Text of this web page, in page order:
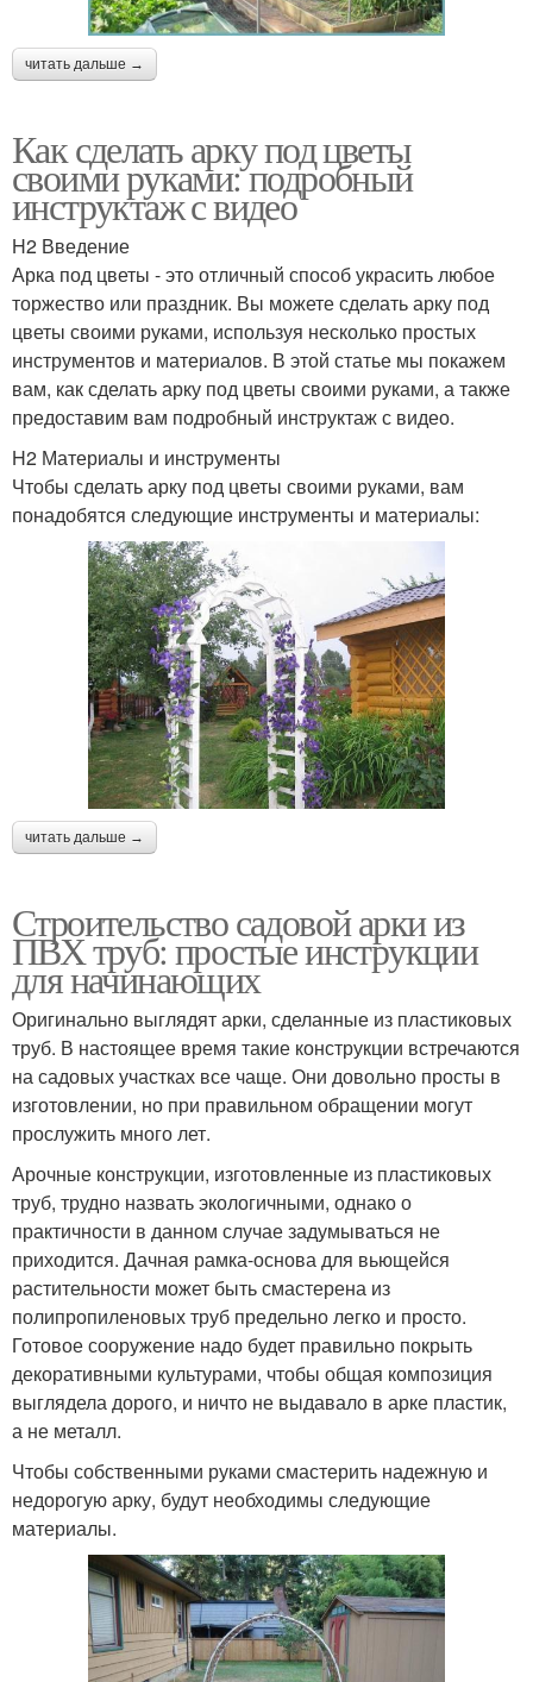
читать дальше →
Как сделать арку под цветы
своими руками: подробный
инструктаж с видео
H2 Введение
Арка под цветы - это отличный способ украсить любое
торжество или праздник. Вы можете сделать арку под
цветы своими руками, используя несколько простых
инструментов и материалов. В этой статье мы покажем
вам, как сделать арку под цветы своими руками, а также
предоставим вам подробный инструктаж с видео.
H2 Материалы и инструменты
Чтобы сделать арку под цветы своими руками, вам
понадобятся следующие инструменты и материалы:
читать дальше →
Строительство садовой арки из
ПВХ труб: простые инструкции
для начинающих
Оригинально выглядят арки, сделанные из пластиковых
труб. В настоящее время такие конструкции встречаются
на садовых участках все чаще. Они довольно просты в
изготовлении, но при правильном обращении могут
прослужить много лет.
Арочные конструкции, изготовленные из пластиковых
труб, трудно назвать экологичными, однако о
практичности в данном случае задумываться не
приходится. Дачная рамка-основа для вьющейся
растительности может быть смастерена из
полипропиленовых труб предельно легко и просто.
Готовое сооружение надо будет правильно покрыть
декоративными культурами, чтобы общая композиция
выглядела дорого, и ничто не выдавало в арке пластик,
а не металл.
Чтобы собственными руками смастерить надежную и
недорогую арку, будут необходимы следующие
материалы.